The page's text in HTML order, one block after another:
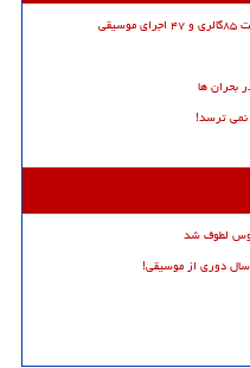
بحران ها
نمی ترسد!
لطوف شد
سال دوری از موسیقی!